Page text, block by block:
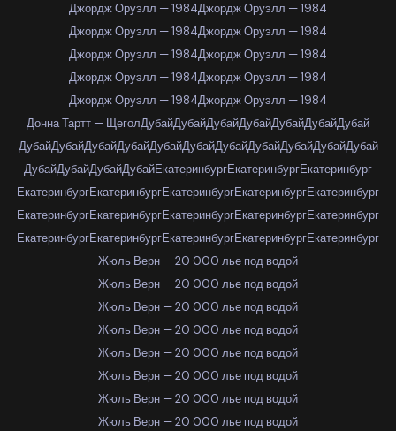
Джордж Оруэлл — 1984Джордж Оруэлл — 1984
Джордж Оруэлл — 1984Джордж Оруэлл — 1984
Джордж Оруэлл — 1984Джордж Оруэлл — 1984
Джордж Оруэлл — 1984Джордж Оруэлл — 1984
Джордж Оруэлл — 1984Джордж Оруэлл — 1984
Донна Тартт — ЩеголДубайДубайДубайДубайДубайДубайДубай
ДубайДубайДубайДубайДубайДубайДубайДубайДубайДубайДубай
ДубайДубайДубайДубайЕкатеринбургЕкатеринбургЕкатеринбург
ЕкатеринбургЕкатеринбургЕкатеринбургЕкатеринбургЕкатеринбург
ЕкатеринбургЕкатеринбургЕкатеринбургЕкатеринбургЕкатеринбург
ЕкатеринбургЕкатеринбургЕкатеринбургЕкатеринбургЕкатеринбург
Жюль Верн — 20 000 лье под водой
Жюль Верн — 20 000 лье под водой
Жюль Верн — 20 000 лье под водой
Жюль Верн — 20 000 лье под водой
Жюль Верн — 20 000 лье под водой
Жюль Верн — 20 000 лье под водой
Жюль Верн — 20 000 лье под водой
Жюль Верн — 20 000 лье под водой